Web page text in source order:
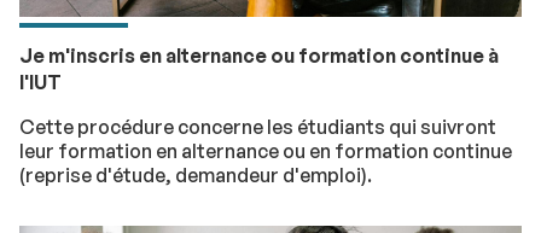
Je m'inscris en alternance ou formation continue à
l'IUT
Cette procédure concerne les étudiants qui suivront
leur formation en alternance ou en formation continue
(reprise d'étude, demandeur d'emploi).